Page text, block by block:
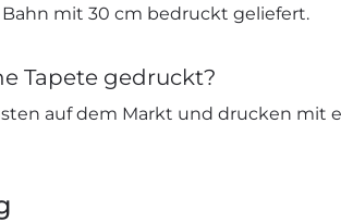
mit 30 cm bedruckt geliefert.
Tapete gedruckt?
auf dem Markt und drucken mit